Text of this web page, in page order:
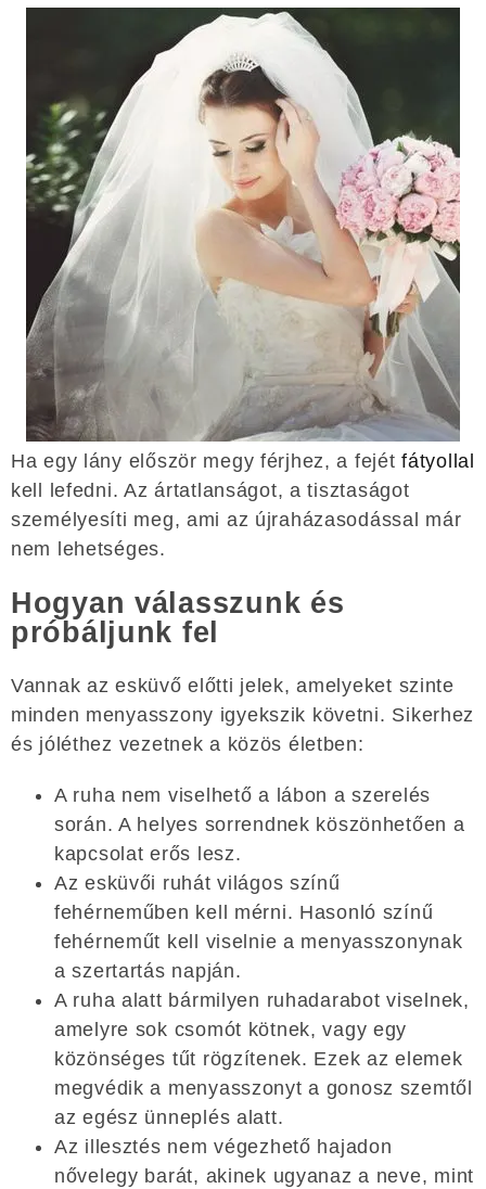
Ha egy lány először megy férjhez, a fejétfátyollal
kell lefedni. Az ártatlanságot, a tisztaságot
személyesíti meg, ami az újraházasodással már
nem lehetséges.
Hogyan válasszunk és
próbáljunk fel
Vannak az esküvő előtti jelek, amelyeket szinte
minden menyasszony igyekszik követni. Sikerhez
és jóléthez vezetnek a közös életben:
A ruha nem viselhető a lábon a szerelés
során. A helyes sorrendnek köszönhetően a
kapcsolat erős lesz.
Az esküvői ruhát világos színű
fehérneműben kell mérni. Hasonló színű
fehérneműt kell viselnie a menyasszonynak
a szertartás napján.
A ruha alatt bármilyen ruhadarabot viselnek,
amelyre sok csomót kötnek, vagy egy
közönséges tűt rögzítenek. Ezek az elemek
megvédik a menyasszonyt a gonosz szemtől
az egész ünneplés alatt.
Az illesztés nem végezhető hajadon
nővelegy barát, akinek ugyanaz a neve, mint